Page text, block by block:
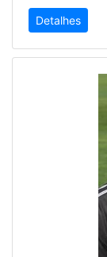
Detalhes